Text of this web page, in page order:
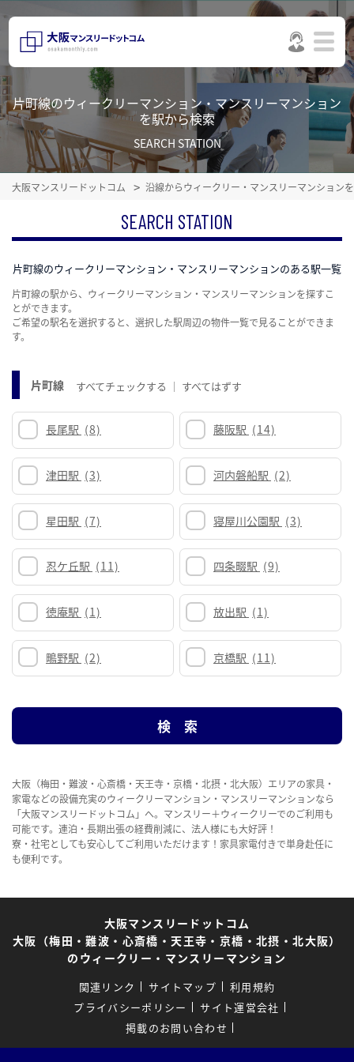
片町線のウィークリーマンション・マンスリーマンション
を駅から検索
SEARCH STATION
大阪マンスリードットコム 沿線からウィークリー・マンスリーマンション
SEARCH STATION
片町線のウィークリーマンション・マンスリーマンションのある駅一覧
片町線の駅から、ウィークリーマンション・マンスリーマンションを探すこ
とができます。
ご希望の駅名を選択すると、選択した駅周辺の物件一覧で見ることができま
す。
片町線 すべてチェックする すべてはずす
長尾駅 (8) 藤阪駅 (14)
津田駅 (3) 河内磐船駅 (2)
星田駅 (7) 寝屋川公園駅 (3)
忍ケ丘駅 (11) 四条畷駅 (9)
徳庵駅 (1) 放出駅 (1)
鴫野駅 (2) 京橋駅 (11)
大阪（梅田・難波・心斎橋・天王寺・京橋・北摂・北大阪）エリアの家具・
家電などの設備充実のウィークリーマンション・マンスリーマンションなら
「大阪マンスリードットコム」へ。マンスリー＋ウィークリーでのご利用も
可能です。連泊・長期出張の経費削減に、法人様にも大好評！
寮・社宅としても安心してご利用いただけます！家具家電付きで単身赴任に
も便利です。
大阪マンスリードットコム
大阪（梅田・難波・心斎橋・天王寺・京橋・北摂・北大阪）
のウィークリー・マンスリーマンション
関連リンク サイトマップ
利用規約
プライバシーポリシー
サイト運営会社
掲載のお問い合わせ